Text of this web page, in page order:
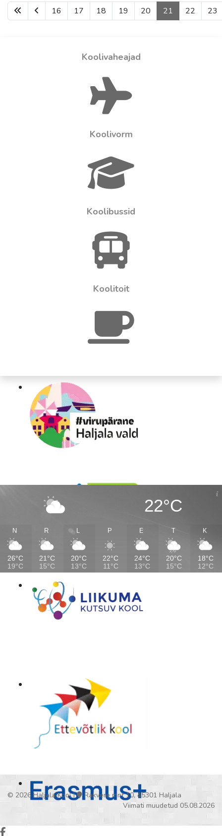
16 17 18 19 20 21 22 23
Koolivaheajad
Koolivorm
Koolibussid
Koolitoit
22°C
N
26°C
19°C
R
21°C
15°C
L
20°C
13°C
P
22°C
11°C
E
24°C
13°C
T
20°C
15°C
K
18°C
12°C
© 2026 Haljala Kool |
Rakvere mnt 10, 45301 Haljala
Viimati muudetud 05.08.2026